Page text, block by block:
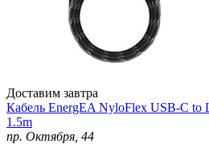
Доставим завтра
Кабель EnergEA NyloFlex USB-C to
1.5m
пр. Октября, 44